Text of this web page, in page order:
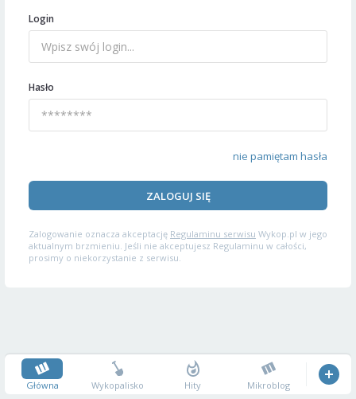
Login
Hasło
nie pamiętam hasła
ZALOGUJ SIĘ
Zalogowanie oznacza akceptację Regulaminu serwisu Wykop.pl w jego
aktualnym brzmieniu. Jeśli nie akceptujesz Regulaminu w całości,
prosimy o niekorzystanie z serwisu.
Główna Wykopalisko Hity Mikroblog